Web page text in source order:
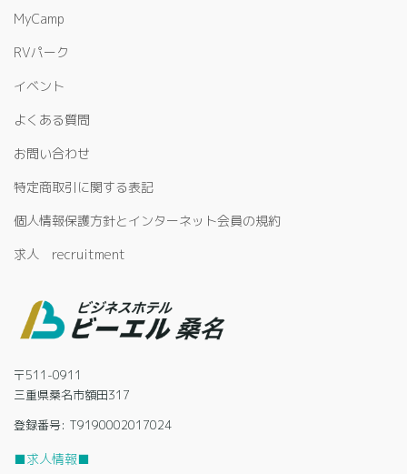
MyCamp
RVパーク
イベント
よくある質問
お問い合わせ
特定商取引に関する表記
個人情報保護方針とインターネット会員の規約
求人 recruitment
〒511-0911
三重県桑名市額田317
登録番号: T9190002017024
■求人情報■